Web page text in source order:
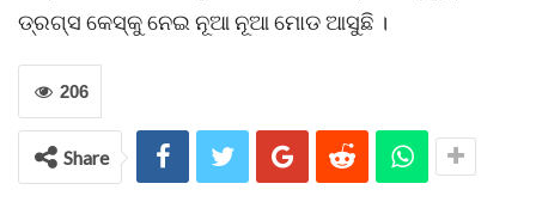
ଡ୍ରଗ୍ସ କେସ୍କୁ ନେଇ ନୂଆ ନୂଆ ମୋଡ ଆସୁଛି ।
206
Share